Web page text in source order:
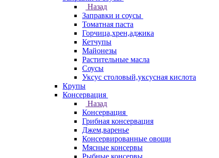
Назад
Заправки и соусы
Томатная паста
Горчица,хрен,аджика
Кетчупы
Майонезы
Растительные масла
Соусы
Уксус столовый,уксусная кислота
Крупы
Консервация
Назад
Консервация
Грибная консервация
Джем,варенье
Консервированные овощи
Мясные консервы
Рыбные консервы